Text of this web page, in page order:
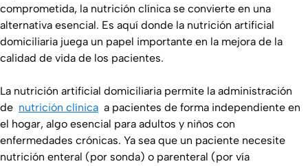
comprometida, la nutrición clínica se convierte en una
alternativa esencial. Es aquí donde la nutrición artificial
domiciliaria juega un papel importante en la mejora de la
calidad de vida de los pacientes.
La nutrición artificial domiciliaria permite la administración
de nutrición clínica a pacientes de forma independiente en
el hogar, algo esencial para adultos y niños con
enfermedades crónicas. Ya sea que un paciente necesite
nutrición enteral (por sonda) o parenteral (por vía